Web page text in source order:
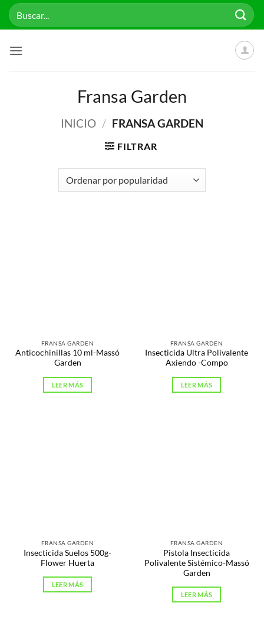
Saltar
Buscar
por:
Fransa Garden
INICIO / FRANSA GARDEN
FILTRAR
FRANSA GARDEN
Anticochinillas 10 ml-Massó
Garden
LEER MÁS
FRANSA GARDEN
Insecticida Ultra Polivalente
Axiendo -Compo
LEER MÁS
FRANSA GARDEN
Insecticida Suelos 500g-
Flower Huerta
LEER MÁS
FRANSA GARDEN
Pistola Insecticida
Polivalente Sistémico-Massó
Garden
LEER MÁS